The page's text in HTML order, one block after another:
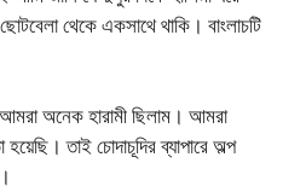
থেকে একসাথে থাকি। বাংলাচটি
অনেক হারামী ছিলাম। আমরা
তাই চোদাচূদির ব্যাপারে অল্প